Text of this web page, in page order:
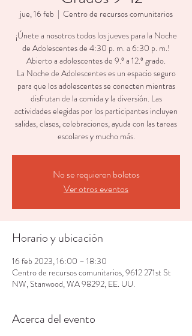
jue, 16 feb
  |
Centro de recursos comunitarios
¡Únete a nosotros todos los jueves para la Noche
de Adolescentes de 4:30 p. m. a 6:30 p. m.!
Abierto a adolescentes de 9.º a 12.º grado.
La Noche de Adolescentes es un espacio seguro
para que los adolescentes se conecten mientras
disfrutan de la comida y la diversión. Las
actividades elegidas por los participantes incluyen
salidas, clases, celebraciones, ayuda con las tareas
escolares y mucho más.
No se requieren boletos
Ver otros eventos
Horario y ubicación
16 feb 2023, 16:00 – 18:30
Centro de recursos comunitarios, 9612 271st St
NW, Stanwood, WA 98292, EE. UU.
Acerca del evento